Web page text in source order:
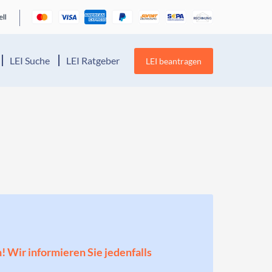
LEI Suche LEI Ratgeber LEI beantragen
Wir informieren Sie jedenfalls